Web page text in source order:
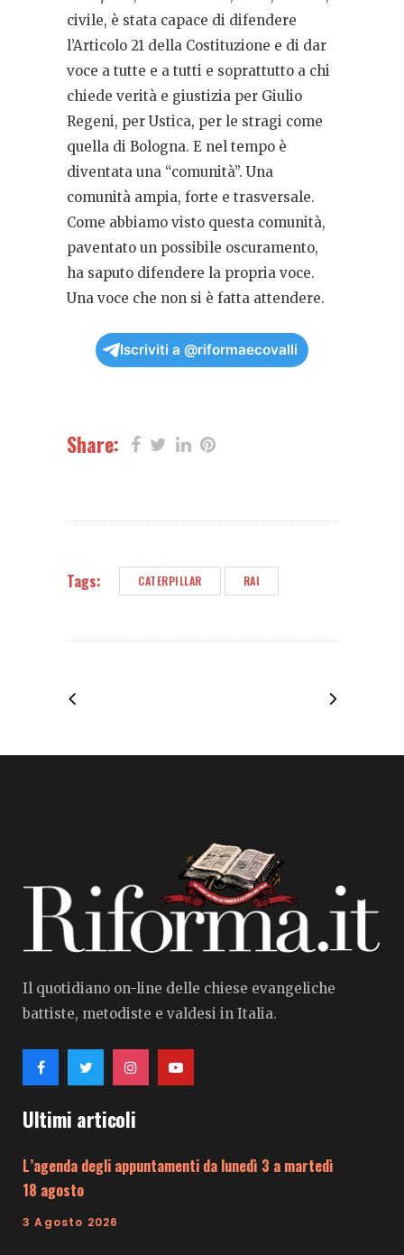
civile, è stata capace di difendere
l’Articolo 21 della Costituzione e di dar
voce a tutte e a tutti e soprattutto a chi
chiede verità e giustizia per Giulio
Regeni, per Ustica, per le stragi come
quella di Bologna. E nel tempo è
diventata una “comunità”. Una
comunità ampia, forte e trasversale.
Come abbiamo visto questa comunità,
paventato un possibile oscuramento,
ha saputo difendere la propria voce.
Una voce che non si è fatta attendere.
Iscriviti a @riformaecovalli
Share:
Tags: CATERPILLAR RAI
Il quotidiano on-line delle chiese evangeliche
battiste, metodiste e valdesi in Italia.
Ultimi articoli
L’agenda degli appuntamenti da lunedì 3 a martedì
18 agosto
3 Agosto 2026